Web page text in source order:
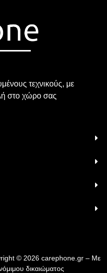
τεχνικούς, με
στο χώρο σας
© 2026 carephone.gr – Με
δικαιώματος